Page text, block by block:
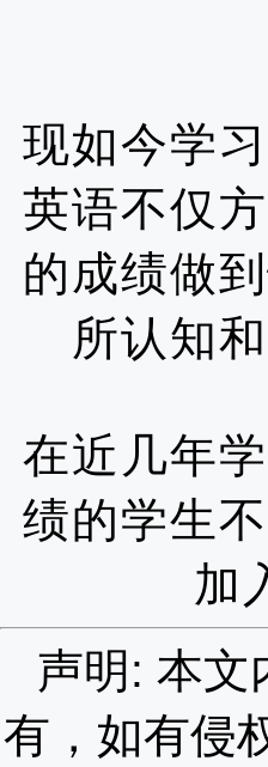
现如今学
英语不仅
的成绩做
所认知
在近几年
绩的学生
加
声明: 本文
有，如有侵